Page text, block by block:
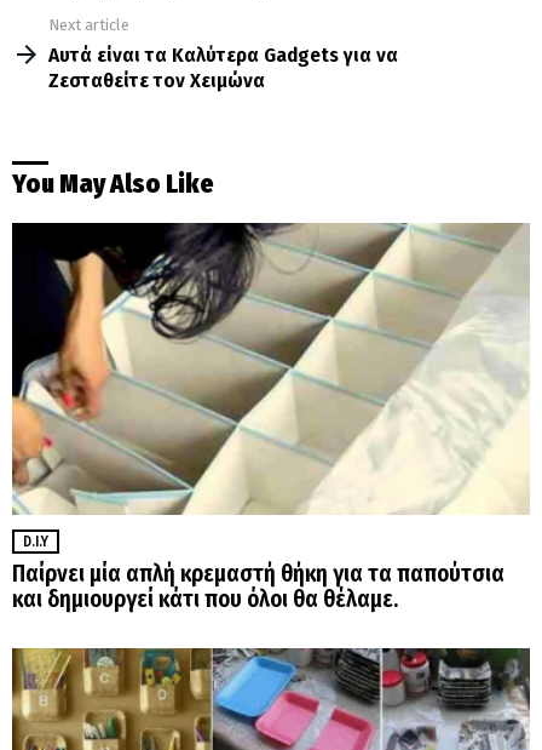
Next article
Αυτά είναι τα Καλύτερα Gadgets για να
Ζεσταθείτε τον Χειμώνα
You May Also Like
D.I.Y
Παίρνει μία απλή κρεμαστή θήκη για τα παπούτσια
και δημιουργεί κάτι που όλοι θα θέλαμε.